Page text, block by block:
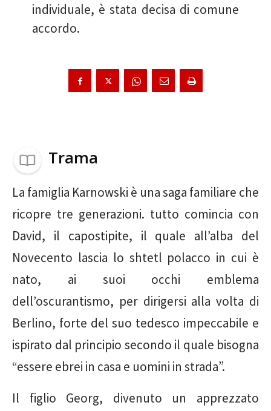
individuale, è stata decisa di comune
accordo.
Trama
La famiglia Karnowski è una saga familiare che
ricopre tre generazioni. tutto comincia con
David, il capostipite, il quale all’alba del
Novecento lascia lo shtetl polacco in cui è
nato, ai suoi occhi emblema
dell’oscurantismo, per dirigersi alla volta di
Berlino, forte del suo tedesco impeccabile e
ispirato dal principio secondo il quale bisogna
“essere ebrei in casa e uomini in strada”.
Il figlio Georg, divenuto un apprezzato